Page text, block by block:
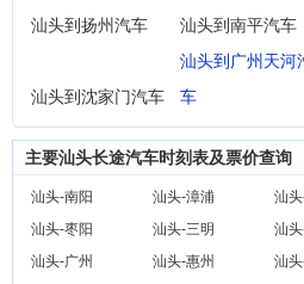
汕头到扬州汽车
汕头到南平汽车
汕头到沈家门汽车
汕头到广州天河
车
主要汕头长途汽车时刻表及票价查询
汕头-南阳 汕头-漳浦 汕
汕头-枣阳
汕头-三明 汕
汕头-广州
汕头-惠州 汕